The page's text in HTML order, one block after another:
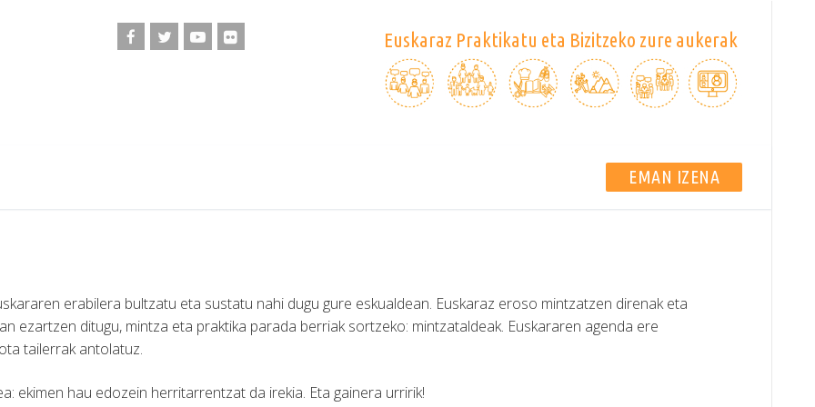
Euskaraz Praktikatu eta Bizitzeko zure aukerak
EMAN IZENA
erabilera bultzatu eta sustatu nahi dugu gure eskualdean. Euskaraz eroso mintzatzen direnak eta
ezartzen ditugu, mintza eta praktika parada berriak sortzeko: mintzataldeak. Euskararen agenda ere
tailerrak antolatuz.
ekimen hau edozein herritarrentzat da irekia. Eta gainera urririk!